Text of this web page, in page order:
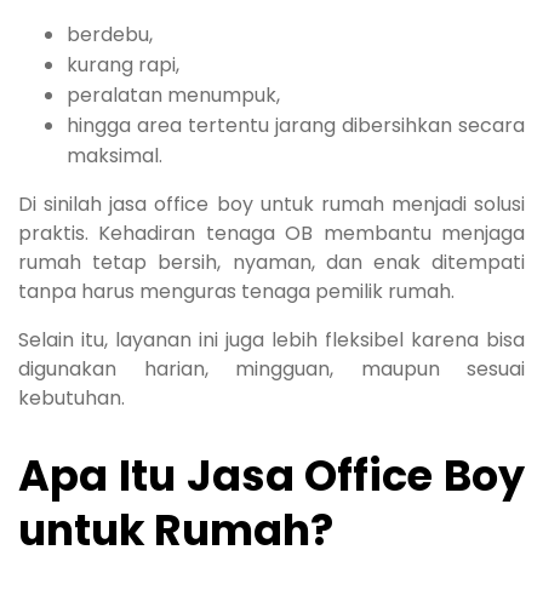
berdebu,
kurang rapi,
peralatan menumpuk,
hingga area tertentu jarang dibersihkan secara
maksimal.
Di sinilah jasa office boy untuk rumah menjadi solusi
praktis. Kehadiran tenaga OB membantu menjaga
rumah tetap bersih, nyaman, dan enak ditempati
tanpa harus menguras tenaga pemilik rumah.
Selain itu, layanan ini juga lebih fleksibel karena bisa
digunakan harian, mingguan, maupun sesuai
kebutuhan.
Apa Itu Jasa Office Boy
untuk Rumah?